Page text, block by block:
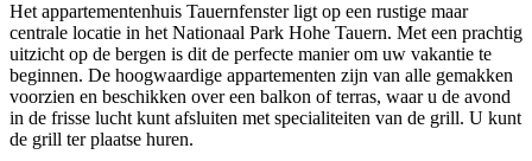
Het appartementenhuis Tauernfenster ligt op een rustige maar
centrale locatie in het Nationaal Park Hohe Tauern. Met een prachtig
uitzicht op de bergen is dit de perfecte manier om uw vakantie te
beginnen. De hoogwaardige appartementen zijn van alle gemakken
voorzien en beschikken over een balkon of terras, waar u de avond
in de frisse lucht kunt afsluiten met specialiteiten van de grill. U kunt
de grill ter plaatse huren.